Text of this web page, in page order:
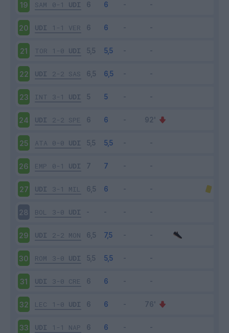
19 SAM 0-1 UDI
20 UDI 1-1 VER
21 TOR 1-0 UDI
22 UDI 2-2 SAS
23 INT 3-1 UDI
24 UDI 2-2 SPE
25 ATA 0-0 UDI
26 EMP 0-1 UDI
27 UDI 3-1 MIL
28 BOL 3-0 UDI
29 UDI 2-2 MON
30 ROM 3-0 UDI
31 UDI 3-0 CRE
32 LEC 1-0 UDI
33 UDI 1-1 NAP